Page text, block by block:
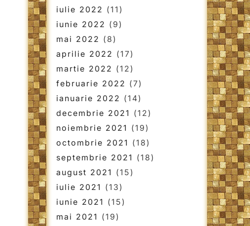
iulie 2022 (11)
iunie 2022 (9)
mai 2022 (8)
aprilie 2022 (17)
martie 2022 (12)
februarie 2022 (7)
ianuarie 2022 (14)
decembrie 2021 (12)
noiembrie 2021 (19)
octombrie 2021 (18)
septembrie 2021 (18)
august 2021 (15)
iulie 2021 (13)
iunie 2021 (15)
mai 2021 (19)